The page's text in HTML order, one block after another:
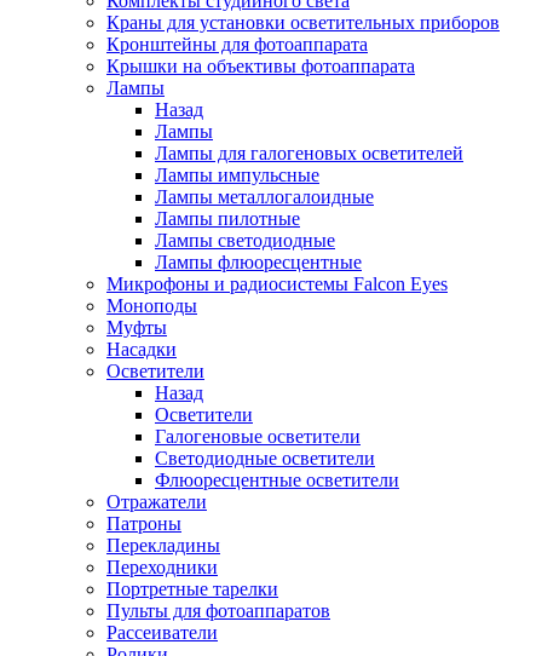
Краны для установки осветительных приборов
Кронштейны для фотоаппарата
Крышки на объективы фотоаппарата
Лампы
Назад
Лампы
Лампы для галогеновых осветителей
Лампы импульсные
Лампы металлогалоидные
Лампы пилотные
Лампы светодиодные
Лампы флюоресцентные
Микрофоны и радиосистемы Falcon Eyes
Моноподы
Муфты
Насадки
Осветители
Назад
Осветители
Галогеновые осветители
Светодиодные осветители
Флюоресцентные осветители
Отражатели
Патроны
Перекладины
Переходники
Портретные тарелки
Пульты для фотоаппаратов
Рассеиватели